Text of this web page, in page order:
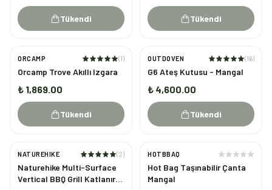
Tükendi Tükendi
TÜKENDI
ORCAMP (1)
Orcamp Trove Akıllı Izgara
₺ 1,869.00
Tükendi
TÜKENDI
OUTDOVEN (16)
G6 Ateş Kutusu - Mangal
₺ 4,600.00
Tükendi
TÜKENDI
NATUREHIKE (2)
Naturehike Multi-Surface
Vertical BBQ Grill Katlanır
TÜKENDI
HOTBBAQ
Hot Bag Taşınabilir Çanta
Mangal